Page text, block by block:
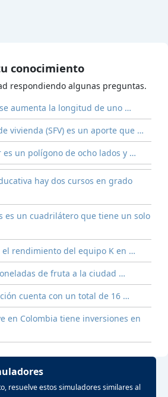
conocimiento
respondiendo algunas preguntas.
aumenta la longitud de uno …
vivienda (SFV) es un aporte que …
un polígono de ocho lados y …
hay dos cursos en grado
es un cuadrilátero que tiene un solo
el rendimiento del equipo K en …
de fruta a la ciudad …
cuenta con un total de 16 …
en Colombia tiene inversiones en
resuelve estos simuladores similares al